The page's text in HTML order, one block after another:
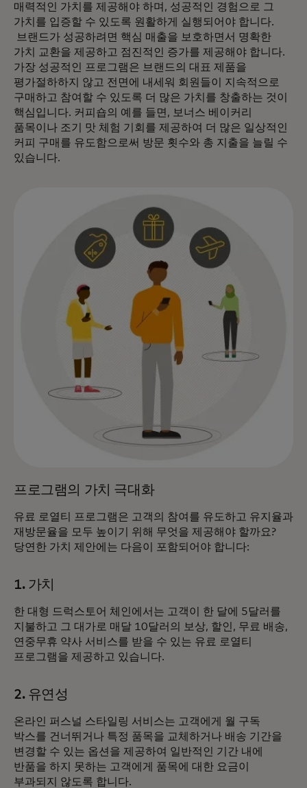
매력적인 가치를 제공해야 하며, 성공적인 경험으로 그
가치를 입증할 수 있도록 원활하게 실행되어야 합니다.
브랜드가 성공하려면 핵심 매출을 보호하면서 명확한
가치 교환을 제공하고 점진적인 증가를 제공해야 합니다.
가장 성공적인 프로그램은 브랜드의 대표 제품을
평가절하하지 않고 전면에 내세워 회원들이 지속적으로
구매하고 참여할 수 있도록 더 많은 가치를 창출하는 것이
핵심입니다. 커피숍의 예를 들면, 보너스 베이커리
품목이나 조기 맛 체험 기회를 제공하여 더 많은 일상적인
커피 구매를 유도함으로써 방문 횟수와 총 지출을 늘릴 수
있습니다.
프로그램의 가치 극대화
유료 로열티 프로그램은 고객의 참여를 유도하고 유지율과
재방문율을 모두 높이기 위해 무엇을 제공해야 할까요?
당연한 가치 제안에는 다음이 포함되어야 합니다:
1. 가치
한 대형 드럭스토어 체인에서는 고객이 한 달에 5달러를
지불하고 그 대가로 매달 10달러의 보상, 할인, 무료 배송,
연중무휴 약사 서비스를 받을 수 있는 유료 로열티
프로그램을 제공하고 있습니다.
2. 유연성
온라인 퍼스널 스타일링 서비스는 고객에게 월 구독
박스를 건너뛰거나 특정 품목을 교체하거나 배송 기간을
변경할 수 있는 옵션을 제공하여 일반적인 기간 내에
반품을 하지 못하는 고객에게 품목에 대한 요금이
부과되지 않도록 합니다.